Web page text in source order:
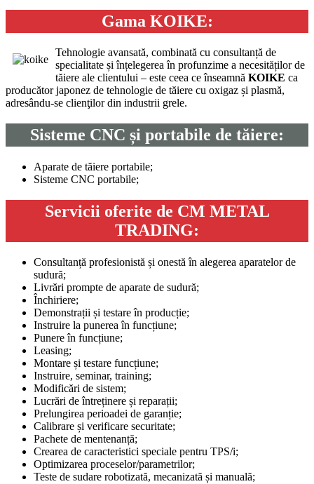
Gama KOIKE:
Tehnologie avansată, combinată cu consultanță de
specialitate și înțelegerea în profunzime a necesităților de
tăiere ale clientului – este ceea ce înseamnă KOIKE ca
producător japonez de tehnologie de tăiere cu oxigaz și plasmă,
adresându-se clienţilor din industrii grele.
Sisteme CNC și portabile de tăiere:
Aparate de tăiere portabile;
Sisteme CNC portabile;
Servicii oferite de CM METAL
TRADING:
Consultanță profesionistă și onestă în alegerea aparatelor de
sudură;
Livrări prompte de aparate de sudură;
Închiriere;
Demonstrații și testare în producție;
Instruire la punerea în funcțiune;
Punere în funcțiune;
Leasing;
Montare și testare funcțiune;
Instruire, seminar, training;
Modificări de sistem;
Lucrări de întreținere și reparații;
Prelungirea perioadei de garanție;
Calibrare și verificare securitate;
Pachete de mentenanță;
Crearea de caracteristici speciale pentru TPS/i;
Optimizarea proceselor/parametrilor;
Teste de sudare robotizată, mecanizată și manuală;